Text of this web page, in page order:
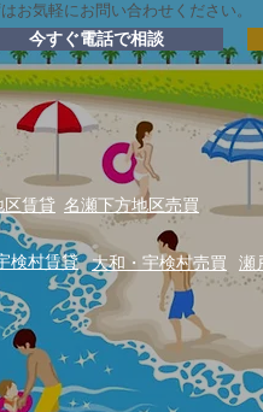
お気軽にお問い合わせください。
今すぐ電話で相談
区賃貸 名瀬下方地区売買
検村賃貸 大和・宇検村売買 瀬